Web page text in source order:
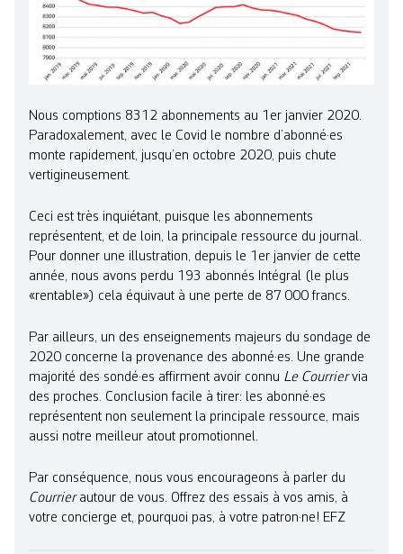
Nous comptions 8312 abonnements au 1er janvier 2020.
Paradoxalement, avec le Covid le nombre d’abonné·es
monte rapidement, jusqu’en octobre 2020, puis chute
vertigineusement.
Ceci est très inquiétant, puisque les abonnements
représentent, et de loin, la principale ressource du journal.
Pour donner une illustration, depuis le 1er janvier de cette
année, nous avons perdu 193 abonnés Intégral (le plus
«rentable») cela équivaut à une perte de 87 000 francs.
Par ailleurs, un des enseignements majeurs du sondage de
2020 concerne la provenance des abonné·es. Une grande
majorité des sondé·es affirment avoir connu Le Courriervia
des proches. Conclusion facile à tirer: les abonné·es
représentent non seulement la principale ressource, mais
aussi notre meilleur atout promotionnel.
Par conséquence, nous vous encourageons à parler du
Courrierautour de vous. Offrez des essais à vos amis, à
votre concierge et, pourquoi pas, à votre patron·ne! EFZ